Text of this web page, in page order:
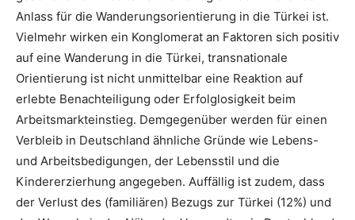
Anlass für die Wanderungsorientierung in die Türkei ist.
Vielmehr wirken ein Konglomerat an Faktoren sich positiv
auf eine Wanderung in die Türkei, transnationale
Orientierung ist nicht unmittelbar eine Reaktion auf
erlebte Benachteiligung oder Erfolglosigkeit beim
Arbeitsmarkteinstieg. Demgegenüber werden für einen
Verbleib in Deutschland ähnliche Gründe wie Lebens-
und Arbeitsbedigungen, der Lebensstil und die
Kindererzierhung angegeben. Auffällig ist zudem, dass
der Verlust des (familiären) Bezugs zur Türkei (12%) und